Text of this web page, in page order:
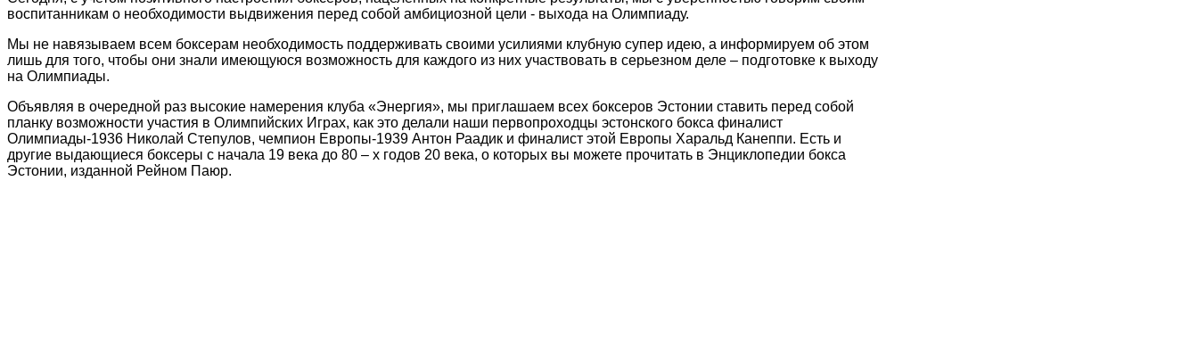
воспитанникам о необходимости выдвижения перед собой амбициозной цели - выхода на Олимпиаду.
Мы не навязываем всем боксерам необходимость поддерживать своими усилиями клубную супер идею, а информируем об этом
лишь для того, чтобы они знали имеющуюся возможность для каждого из них участвовать в серьезном деле – подготовке к выходу
на Олимпиады.
Объявляя в очередной раз высокие намерения клуба «Энергия», мы приглашаем всех боксеров Эстонии ставить перед собой
планку возможности участия в Олимпийских Играх, как это делали наши первопроходцы эстонского бокса финалист
Олимпиады-1936 Николай Степулов, чемпион Европы-1939 Антон Раадик и финалист этой Европы Харальд Канеппи. Есть и
другие выдающиеся боксеры с начала 19 века до 80 – х годов 20 века, о которых вы можете прочитать в Энциклопедии бокса
Эстонии, изданной Рейном Паюр.